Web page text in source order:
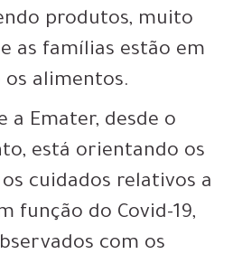
produtos, muito
as famílias estão em
os alimentos.
a Emater, desde o
está orientando os
cuidados relativos a
função do Covid-19,
com os